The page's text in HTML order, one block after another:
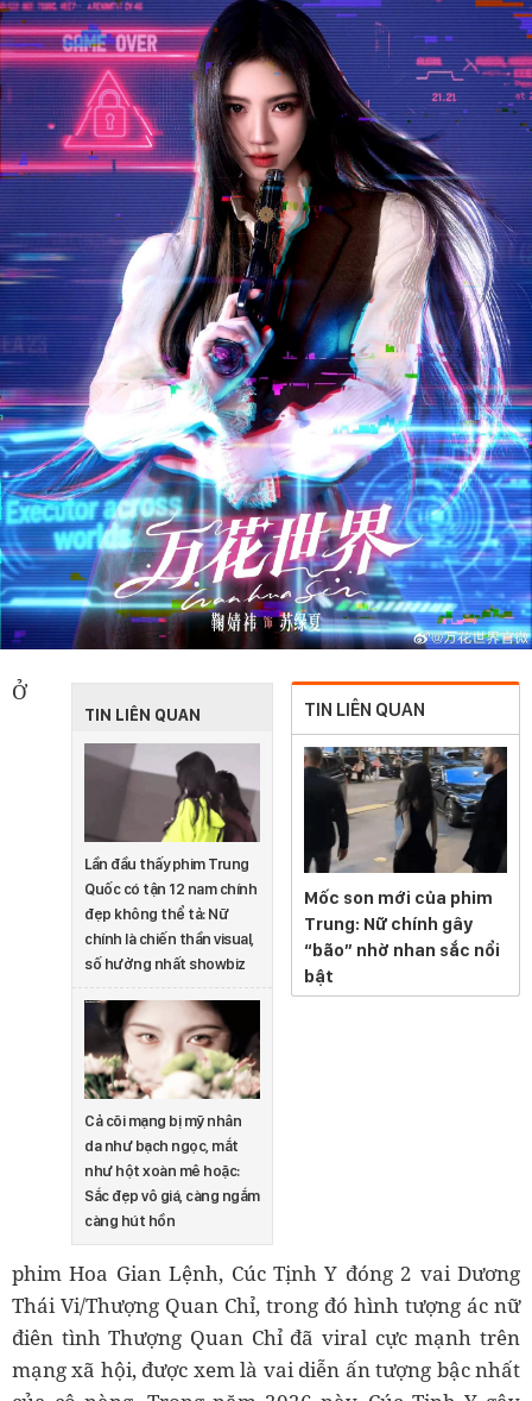
TIN LIÊN QUAN
Mốc son mới của phim
Trung: Nữ chính gây
“bão” nhờ nhan sắc nổi
bật
TIN LIÊN QUAN
Lần đầu thấy phim Trung
Quốc có tận 12 nam chính
đẹp không thể tả: Nữ
chính là chiến thần visual,
số hưởng nhất showbiz
Cả cõi mạng bị mỹ nhân
da như bạch ngọc, mắt
như hột xoàn mê hoặc:
Sắc đẹp vô giá, càng ngắm
càng hút hồn
Ở
phim Hoa Gian Lệnh, Cúc Tịnh Y đóng 2 vai Dương
Thái Vi/Thượng Quan Chỉ, trong đó hình tượng ác nữ
điên tình Thượng Quan Chỉ đã viral cực mạnh trên
mạng xã hội, được xem là vai diễn ấn tượng bậc nhất